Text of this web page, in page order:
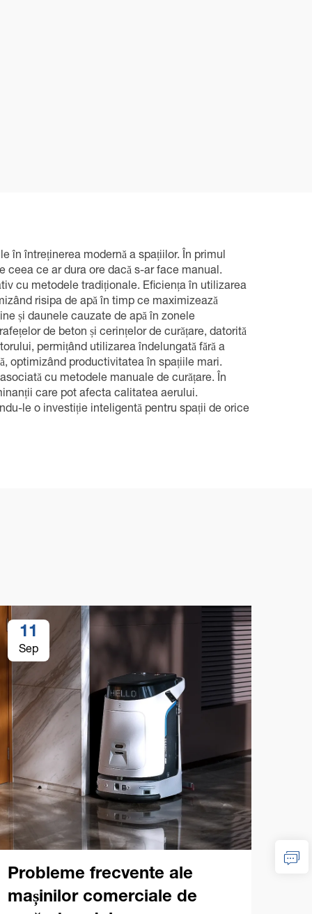
în întreținerea modernă a spațiilor. În primul
ceea ce ar dura ore dacă s-ar face manual.
cu metodele tradiționale. Eficiența în utilizarea
risipa de apă în timp ce maximizează
și daunele cauzate de apă în zonele
de beton și cerințelor de curățare, datorită
permițând utilizarea îndelungată fără a
optimizând productivitatea în spațiile mari.
cu metodele manuale de curățare. În
care pot afecta calitatea aerului.
le o investiție inteligentă pentru spații de orice
11
Sep
Probleme frecvente ale
mașinilor comerciale de